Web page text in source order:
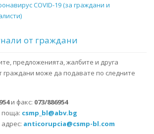
COVID-19 (за граждани и
от граждани
предложенията, жалбите и друга
граждани може да подавате по следните
и факс: 073/886954
поща: csmp_bl@abv.bg
anticorupcia@csmp-bl.com